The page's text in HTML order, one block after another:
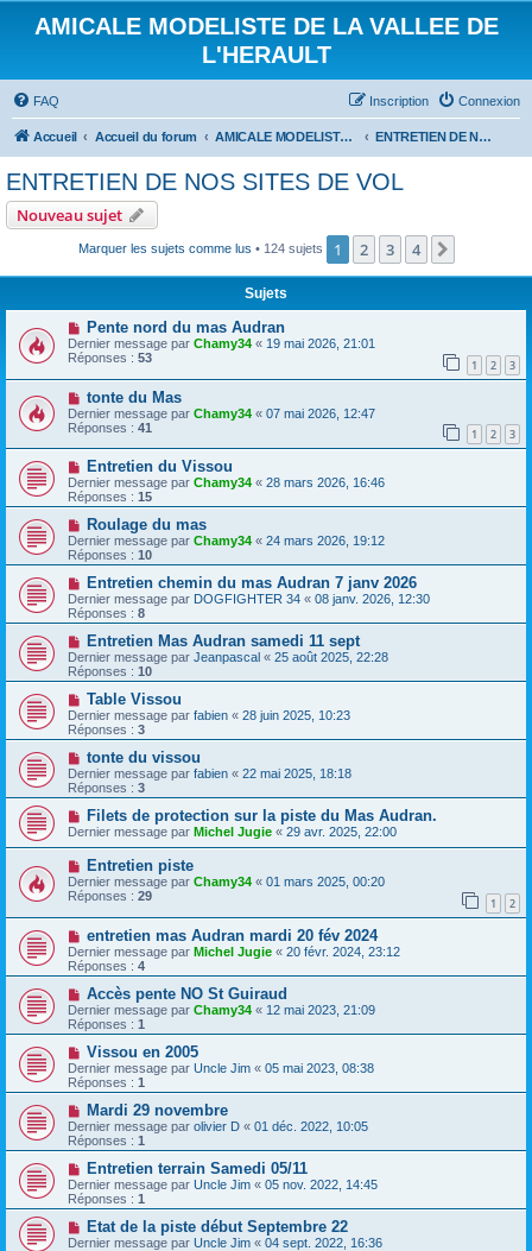
AMICALE MODELISTE DE LA VALLEE DE
L'HERAULT
FAQ Connexion
Inscription
Accueil Accueil du forum AMICALE MODELISTE DE LA VALLEE DE L'HERAULT ENTRETIEN DE NOS SITES DE VOL
ENTRETIEN DE NOS SITES DE VOL
Nouveau sujet
Marquer les sujets comme lus • 124 sujets 1 2 3 4
Sujets
Pente nord du mas Audran
Dernier message par Chamy34 « 19 mai 2026, 21:01
Réponses : 53 1 2 3
tonte du Mas
Dernier message par Chamy34 « 07 mai 2026, 12:47
Réponses : 41 1 2 3
Entretien du Vissou
Dernier message par Chamy34 « 28 mars 2026, 16:46
Réponses : 15
Roulage du mas
Dernier message par Chamy34 « 24 mars 2026, 19:12
Réponses : 10
Entretien chemin du mas Audran 7 janv 2026
Dernier message par DOGFIGHTER 34 « 08 janv. 2026, 12:30
Réponses : 8
Entretien Mas Audran samedi 11 sept
Dernier message par Jeanpascal « 25 août 2025, 22:28
Réponses : 10
Table Vissou
Dernier message par fabien « 28 juin 2025, 10:23
Réponses : 3
tonte du vissou
Dernier message par fabien « 22 mai 2025, 18:18
Réponses : 3
Filets de protection sur la piste du Mas Audran.
Dernier message par Michel Jugie « 29 avr. 2025, 22:00
Entretien piste
Dernier message par Chamy34 « 01 mars 2025, 00:20
Réponses : 29 1 2
entretien mas Audran mardi 20 fév 2024
Dernier message par Michel Jugie « 20 févr. 2024, 23:12
Réponses : 4
Accès pente NO St Guiraud
Dernier message par Chamy34 « 12 mai 2023, 21:09
Réponses : 1
Vissou en 2005
Dernier message par Uncle Jim « 05 mai 2023, 08:38
Réponses : 1
Mardi 29 novembre
Dernier message par olivier D « 01 déc. 2022, 10:05
Réponses : 1
Entretien terrain Samedi 05/11
Dernier message par Uncle Jim « 05 nov. 2022, 14:45
Réponses : 1
Etat de la piste début Septembre 22
Dernier message par Uncle Jim « 04 sept. 2022, 16:36